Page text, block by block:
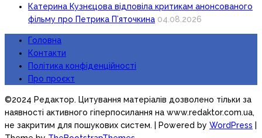
Катерина Кузнєцова відповіла критикам анонсованого
фільму про Петрика П’яточкина 04.08.2026
Головна
Контакти
Політика конфіденційності
Про проєкт
©2024 Редактор. Цитування матеріалів дозволено тільки за
наявності активного гіперпосилання на www.redaktor.com.ua,
не закритим для пошукових систем. | Powered by WordPress